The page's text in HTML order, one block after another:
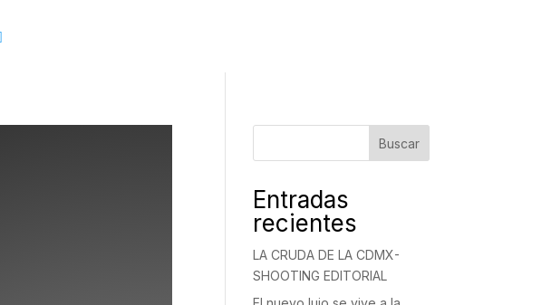
Buscar
Entradas
recientes
LA CRUDA DE LA CDMX-
SHOOTING EDITORIAL